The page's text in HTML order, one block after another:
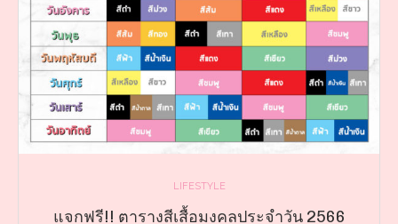
LIFESTYLE
แจกฟรี!! ตารางสีเสื้อมงคลประจำวัน 2566